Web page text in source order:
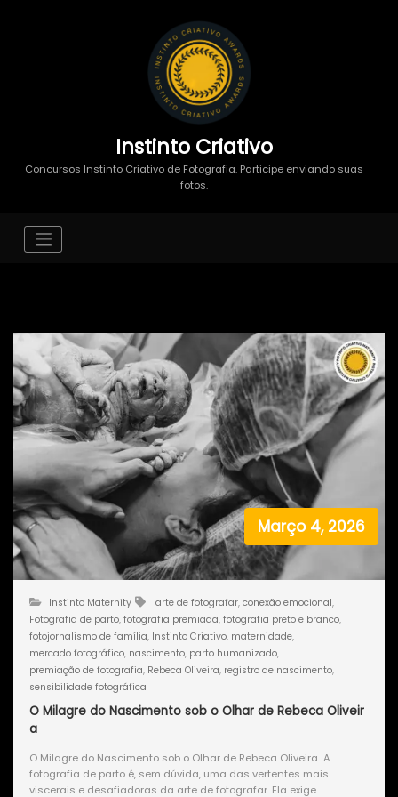
Instinto Criativo
Concursos Instinto Criativo de Fotografia. Participe enviando suas
fotos.
Março 4, 2026
Instinto Maternity arte de fotografar, conexão emocional,
Fotografia de parto, fotografia premiada, fotografia preto e branco,
fotojornalismo de família, Instinto Criativo, maternidade,
mercado fotográfico, nascimento, parto humanizado,
premiação de fotografia, Rebeca Oliveira, registro de nascimento,
sensibilidade fotográfica
O Milagre do Nascimento sob o Olhar de Rebeca Oliveir
a
O Milagre do Nascimento sob o Olhar de Rebeca Oliveira A
fotografia de parto é, sem dúvida, uma das vertentes mais
viscerais e desafiadoras da arte de fotografar. Ela exige…